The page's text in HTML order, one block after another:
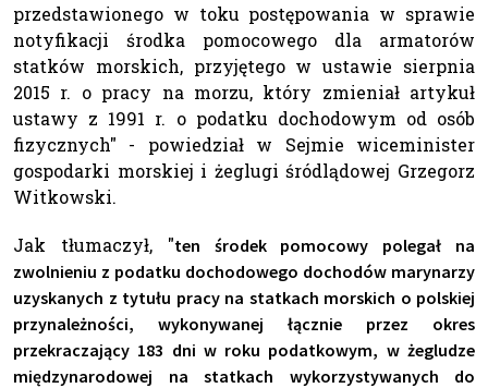
przedstawionego w toku postępowania w sprawie
notyfikacji środka pomocowego dla armatorów
statków morskich, przyjętego w ustawie sierpnia
2015 r. o pracy na morzu, który zmieniał artykuł
ustawy z 1991 r. o podatku dochodowym od osób
fizycznych" - powiedział w Sejmie wiceminister
gospodarki morskiej i żeglugi śródlądowej Grzegorz
Witkowski.
Jak tłumaczył, "ten środek pomocowy polegał na
zwolnieniu z podatku dochodowego dochodów marynarzy
uzyskanych z tytułu pracy na statkach morskich o polskiej
przynależności, wykonywanej łącznie przez okres
przekraczający 183 dni w roku podatkowym, w żegludze
międzynarodowej na statkach wykorzystywanych do